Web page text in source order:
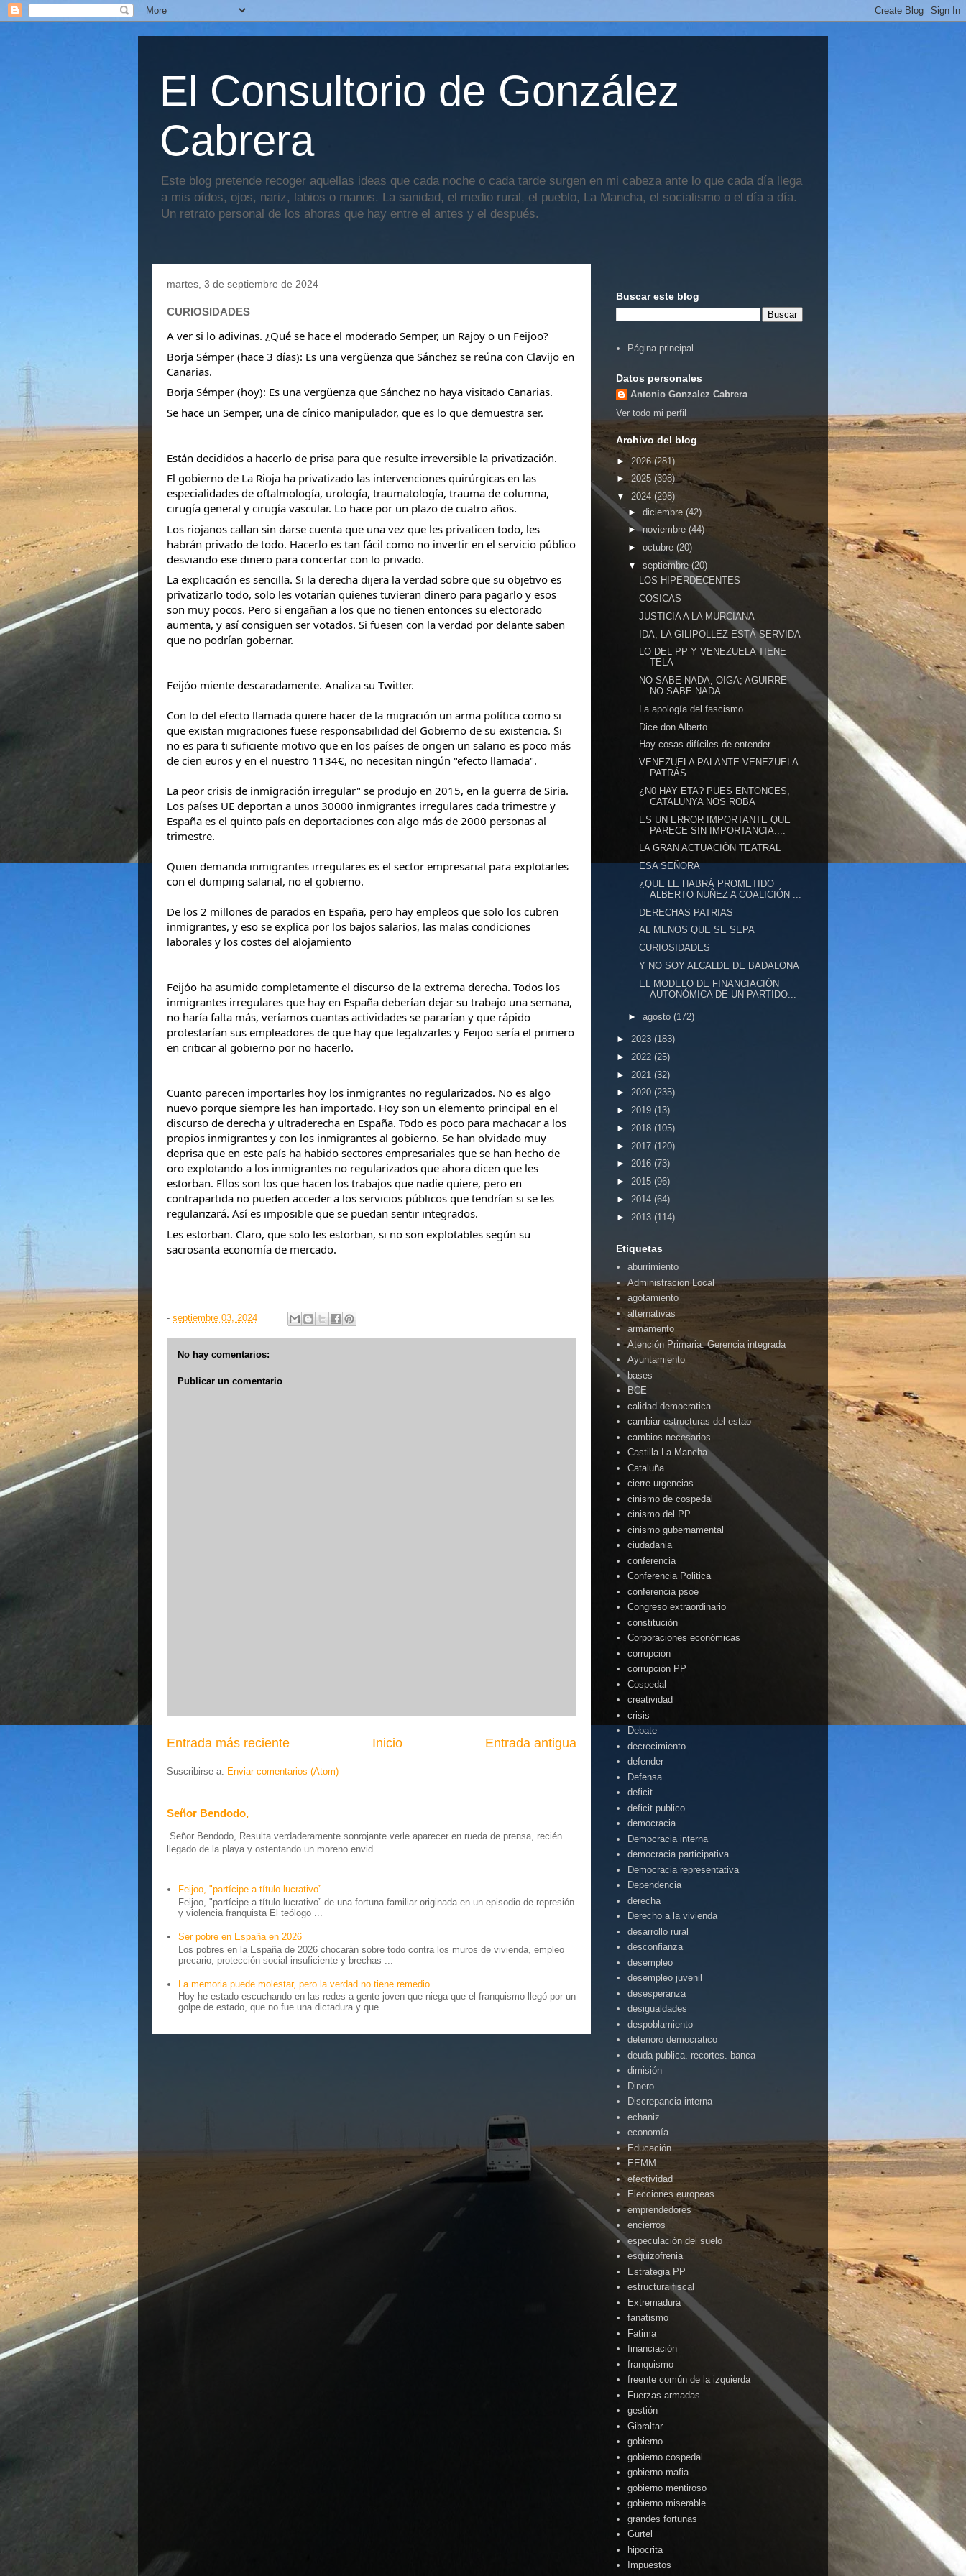
El Consultorio de González
Cabrera
Este blog pretende recoger aquellas ideas que cada noche o cada tarde surgen en mi cabeza ante lo que cada día llega
a mis oídos, ojos, nariz, labios o manos. La sanidad, el medio rural, el pueblo, La Mancha, el socialismo o el día a día.
Un retrato personal de los ahoras que hay entre el antes y el después.
martes, 3 de septiembre de 2024
CURIOSIDADES
A ver si lo adivinas. ¿Qué se hace el moderado Semper, un Rajoy o un Feijoo?
Borja Sémper (hace 3 días): Es una vergüenza que Sánchez se reúna con Clavijo en
Canarias.
Borja Sémper (hoy): Es una vergüenza que Sánchez no haya visitado Canarias.
Se hace un Semper, una de cínico manipulador, que es lo que demuestra ser.
Están decididos a hacerlo de prisa para que resulte irreversible la privatización.
El gobierno de La Rioja ha privatizado las intervenciones quirúrgicas en las
especialidades de oftalmología, urología, traumatología, trauma de columna,
cirugía general y cirugía vascular. Lo hace por un plazo de cuatro años.
Los riojanos callan sin darse cuenta que una vez que les privaticen todo, les
habrán privado de todo. Hacerlo es tan fácil como no invertir en el servicio público
desviando ese dinero para concertar con lo privado.
La explicación es sencilla. Si la derecha dijera la verdad sobre que su objetivo es
privatizarlo todo, solo les votarían quienes tuvieran dinero para pagarlo y esos
son muy pocos. Pero si engañan a los que no tienen entonces su electorado
aumenta, y así consiguen ser votados. Si fuesen con la verdad por delante saben
que no podrían gobernar.
Feijóo miente descaradamente. Analiza su Twitter.
Con lo del efecto llamada quiere hacer de la migración un arma política como si
que existan migraciones fuese responsabilidad del Gobierno de su existencia. Si
no es para ti suficiente motivo que en los países de origen un salario es poco más
de cien euros y en el nuestro 1134€, no necesitan ningún "efecto llamada".
La peor crisis de inmigración irregular" se produjo en 2015, en la guerra de Siria.
Los países UE deportan a unos 30000 inmigrantes irregulares cada trimestre y
España es el quinto país en deportaciones con algo más de 2000 personas al
trimestre.
Quien demanda inmigrantes irregulares es el sector empresarial para explotarles
con el dumping salarial, no el gobierno.
De los 2 millones de parados en España, pero hay empleos que solo los cubren
inmigrantes, y eso se explica por los bajos salarios, las malas condiciones
laborales y los costes del alojamiento
Feijóo ha asumido completamente el discurso de la extrema derecha. Todos los
inmigrantes irregulares que hay en España deberían dejar su trabajo una semana,
no haría falta más, veríamos cuantas actividades se pararían y que rápido
protestarían sus empleadores de que hay que legalizarles y Feijoo sería el primero
en criticar al gobierno por no hacerlo.
Cuanto parecen importarles hoy los inmigrantes no regularizados. No es algo
nuevo porque siempre les han importado. Hoy son un elemento principal en el
discurso de derecha y ultraderecha en España. Todo es poco para machacar a los
propios inmigrantes y con los inmigrantes al gobierno. Se han olvidado muy
deprisa que en este país ha habido sectores empresariales que se han hecho de
oro explotando a los inmigrantes no regularizados que ahora dicen que les
estorban. Ellos son los que hacen los trabajos que nadie quiere, pero en
contrapartida no pueden acceder a los servicios públicos que tendrían si se les
regularizará. Así es imposible que se puedan sentir integrados.
Les estorban. Claro, que solo les estorban, si no son explotables según su
sacrosanta economía de mercado.
- septiembre 03, 2024
No hay comentarios:
Publicar un comentario
Entrada más reciente Entrada antigua
Inicio
Suscribirse a: Enviar comentarios (Atom)
Señor Bendodo,
Señor Bendodo, Resulta verdaderamente sonrojante verle aparecer en rueda de prensa, recién
llegado de la playa y ostentando un moreno envid...
Feijoo, "partícipe a título lucrativo”
Feijoo, "partícipe a título lucrativo” de una fortuna familiar originada en un episodio de represión
y violencia franquista El teólogo ...
Ser pobre en España en 2026
Los pobres en la España de 2026 chocarán sobre todo contra los muros de vivienda, empleo
precario, protección social insuficiente y brechas ...
La memoria puede molestar, pero la verdad no tiene remedio
Hoy he estado escuchando en las redes a gente joven que niega que el franquismo llegó por un
golpe de estado, que no fue una dictadura y que...
Buscar este blog
Página principal
Datos personales
Antonio Gonzalez Cabrera
Ver todo mi perfil
Archivo del blog
► 2026 (281)
► 2025 (398)
▼ 2024 (298)
► diciembre (42)
►noviembre (44)
► octubre (20)
▼ septiembre(20)
LOS HIPERDECENTES
COSICAS
JUSTICIA A LA MURCIANA
IDA, LA GILIPOLLEZ ESTÁ SERVIDA
LO DEL PP Y VENEZUELA TIENE
TELA
NO SABE NADA, OIGA; AGUIRRE
NO SABE NADA
La apología del fascismo
Dice don Alberto
Hay cosas difíciles de entender
VENEZUELA PALANTE VENEZUELA
PATRÁS
¿N0 HAY ETA? PUES ENTONCES,
CATALUNYA NOS ROBA
ES UN ERROR IMPORTANTE QUE
PARECE SIN IMPORTANCIA....
LA GRAN ACTUACIÓN TEATRAL
ESA SEÑORA
¿QUE LE HABRÁ PROMETIDO
ALBERTO NUÑEZ A COALICIÓN ...
DERECHAS PATRIAS
AL MENOS QUE SE SEPA
CURIOSIDADES
Y NO SOY ALCALDE DE BADALONA
EL MODELO DE FINANCIACIÓN
AUTONÓMICA DE UN PARTIDO...
► agosto (172)
► 2023 (183)
► 2022 (25)
► 2021 (32)
► 2020 (235)
► 2019 (13)
► 2018 (105)
► 2017 (120)
► 2016 (73)
► 2015 (96)
► 2014 (64)
► 2013 (114)
Etiquetas
aburrimiento
Administracion Local
agotamiento
alternativas
armamento
Atención Primaria. Gerencia integrada
Ayuntamiento
bases
BCE
calidad democratica
cambiar estructuras del estao
cambios necesarios
Castilla-La Mancha
Cataluña
cierre urgencias
cinismo de cospedal
cinismo del PP
cinismo gubernamental
ciudadania
conferencia
Conferencia Politica
conferencia psoe
Congreso extraordinario
constitución
Corporaciones económicas
corrupción
corrupción PP
Cospedal
creatividad
crisis
Debate
decrecimiento
defender
Defensa
deficit
deficit publico
democracia
Democracia interna
democracia participativa
Democracia representativa
Dependencia
derecha
Derecho a la vivienda
desarrollo rural
desconfianza
desempleo
desempleo juvenil
desesperanza
desigualdades
despoblamiento
deterioro democratico
deuda publica. recortes. banca
dimisión
Dinero
Discrepancia interna
echaniz
economía
Educación
EEMM
efectividad
Elecciones europeas
emprendedores
encierros
especulación del suelo
esquizofrenia
Estrategia PP
estructura fiscal
Extremadura
fanatismo
Fatima
financiación
franquismo
freente común de la izquierda
Fuerzas armadas
gestión
Gibraltar
gobierno
gobierno cospedal
gobierno mafia
gobierno mentiroso
gobierno miserable
grandes fortunas
Gürtel
hipocrita
Impuestos